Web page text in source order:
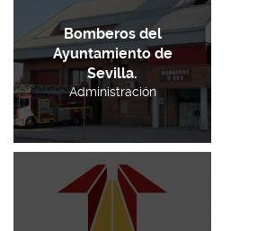
Bomberos del
Ayuntamiento de
Sevilla.
Administración